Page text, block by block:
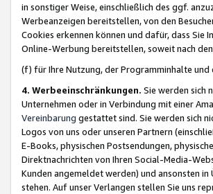
in sonstiger Weise, einschließlich des ggf.
Werbeanzeigen bereitstellen, von den
Cookies erkennen können und dafür, dass
Online-Werbung bereitstellen, soweit nach
(f) für Ihre Nutzung, der Programminhalte
4. Werbeeinschränkungen. Sie werden sich
Unternehmen oder in Verbindung mit einer
Vereinbarung gestattet sind. Sie werden sich
Logos von uns oder unseren Partnern
E-Books, physischen Postsendungen,
Direktnachrichten von Ihren Social-Media-
Kunden angemeldet werden) und ansonsten
stehen. Auf unser Verlangen stellen Sie uns